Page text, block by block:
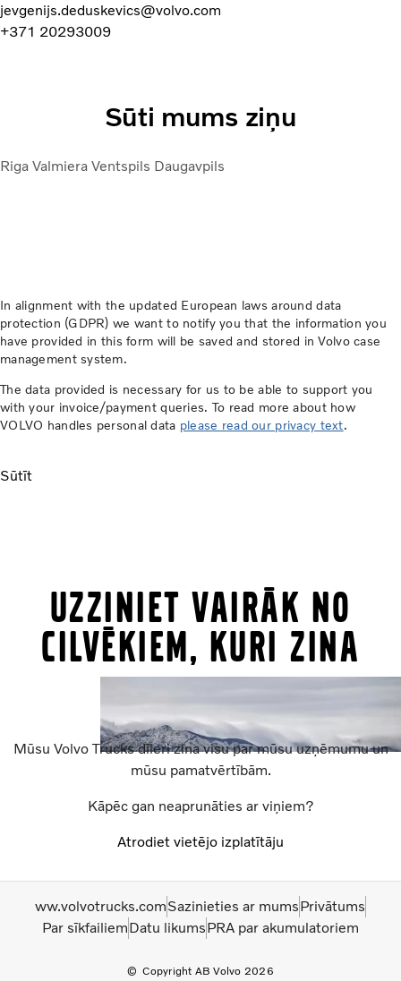
jevgenijs.deduskevics@volvo.com
+371 20293009
Sūti mums ziņu
Riga Valmiera Ventspils Daugavpils
In alignment with the updated European laws around data
protection (GDPR) we want to notify you that the information you
have provided in this form will be saved and stored in Volvo case
management system.
The data provided is necessary for us to be able to support you
with your invoice/payment queries. To read more about how
VOLVO handles personal data please read our privacy text.
Sūtīt
Uzziniet vairāk no
cilvēkiem, kuri zina
Mūsu Volvo Trucks dīleri zina visu par mūsu uzņēmumu un
mūsu pamatvērtībām.
Kāpēc gan neaprunāties ar viņiem?
Atrodiet vietējo izplatītāju
Copyright AB Volvo 2026
ww.volvotrucks.comSazinieties ar mumsPrivātums
Par sīkfailiemDatu likumsPRA par akumulatoriem